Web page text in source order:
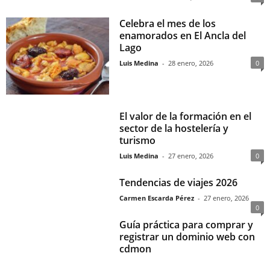
Celebra el mes de los
enamorados en El Ancla del
Lago
Luis Medina - 28 enero, 2026 0
El valor de la formación en el
sector de la hostelería y
turismo
Luis Medina - 27 enero, 2026 0
Tendencias de viajes 2026
Carmen Escarda Pérez - 27 enero, 2026
0
Guía práctica para comprar y
registrar un dominio web con
cdmon